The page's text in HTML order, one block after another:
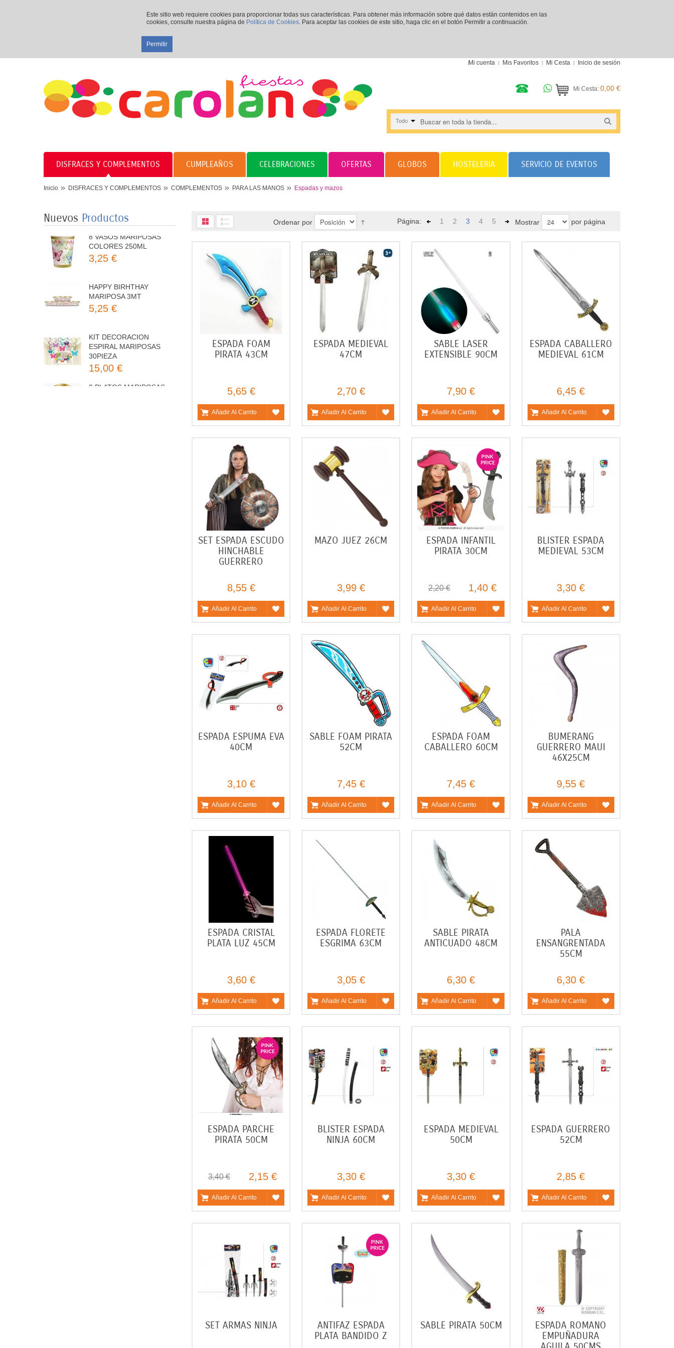
Este sitio web requiere cookies para proporcionar todas sus características. Para obtener más información sobre qué datos están contenidos en las
cookies, consulte nuestra página de Política de Cookies. Para aceptar las cookies de este sitio, haga clic en el botón Permitir a continuación.
Permitir
Mi cuenta Mis Favoritos Mi Cesta Inicio de sesión
Mi Cesta: 0,00 €
Todo
DISFRACES Y COMPLEMENTOS CUMPLEAÑOS CELEBRACIONES OFERTAS GLOBOS HOSTELERIA SERVICIO DE EVENTOS
Inicio DISFRACES Y COMPLEMENTOS COMPLEMENTOS PARA LAS MANOS Espadas y mazos
Nuevos Productos
8 PLATOS MARIPOSAS
COLORES 23CM
3,50 €
8 VASOS MARIPOSAS
COLORES 250ML
3,25 €
HAPPY BIRHTHAY
5,25 €
KIT DECORACION
30PIEZA
15,00 €
8 PLATOS MARIPOSAS
COLORES 23CM
3,50 €
Ordenar por Página: 1 2 3 4 5 Mostrar por página
ESPADA FOAM
PIRATA 43CM
5,65 €
Añadir Al Carrito
ESPADA MEDIEVAL
47CM
2,70 €
Añadir Al Carrito
SABLE LASER
EXTENSIBLE 90CM
7,90 €
Añadir Al Carrito
ESPADA CABALLERO
MEDIEVAL 61CM
6,45 €
Añadir Al Carrito
SET ESPADA ESCUDO
HINCHABLE
GUERRERO
8,55 €
Añadir Al Carrito
MAZO JUEZ 26CM
3,99 €
Añadir Al Carrito
ESPADA INFANTIL
PIRATA 30CM
2,20 € 1,40 €
Añadir Al Carrito
BLISTER ESPADA
MEDIEVAL 53CM
3,30 €
Añadir Al Carrito
ESPADA ESPUMA EVA
40CM
3,10 €
Añadir Al Carrito
SABLE FOAM PIRATA
52CM
7,45 €
Añadir Al Carrito
ESPADA FOAM
CABALLERO 60CM
7,45 €
Añadir Al Carrito
BUMERANG
GUERRERO MAUI
46X25CM
9,55 €
Añadir Al Carrito
ESPADA CRISTAL
PLATA LUZ 45CM
3,60 €
Añadir Al Carrito
ESPADA FLORETE
ESGRIMA 63CM
3,05 €
Añadir Al Carrito
SABLE PIRATA
ANTICUADO 48CM
6,30 €
Añadir Al Carrito
PALA
ENSANGRENTADA
55CM
6,30 €
Añadir Al Carrito
ESPADA PARCHE
PIRATA 50CM
3,40 € 2,15 €
Añadir Al Carrito
BLISTER ESPADA
NINJA 60CM
3,30 €
Añadir Al Carrito
ESPADA MEDIEVAL
50CM
3,30 €
Añadir Al Carrito
ESPADA GUERRERO
52CM
2,85 €
Añadir Al Carrito
SET ARMAS NINJA
ANTIFAZ ESPADA
PLATA BANDIDO Z
SABLE PIRATA 50CM
ESPADA ROMANO
EMPUÑADURA